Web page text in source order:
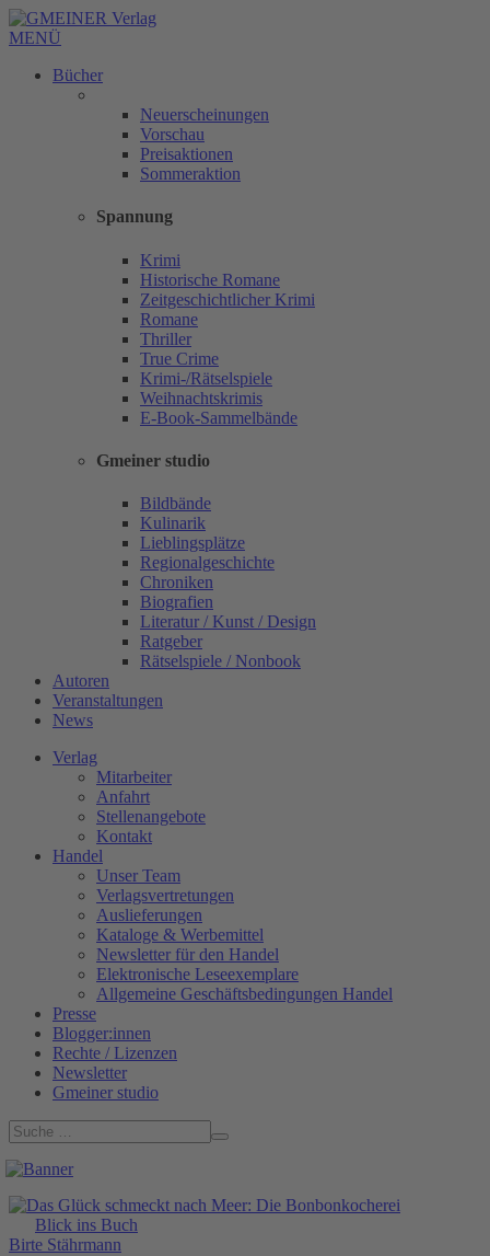
MENÜ
Bücher
Neuerscheinungen
Vorschau
Preisaktionen
Sommeraktion
Spannung
Krimi
Historische Romane
Zeitgeschichtlicher Krimi
Romane
Thriller
True Crime
Krimi-/Rätselspiele
Weihnachtskrimis
E-Book-Sammelbände
Gmeiner studio
Bildbände
Kulinarik
Lieblingsplätze
Regionalgeschichte
Chroniken
Biografien
Literatur / Kunst / Design
Ratgeber
Rätselspiele / Nonbook
Autoren
Veranstaltungen
News
Verlag
Mitarbeiter
Anfahrt
Stellenangebote
Kontakt
Handel
Unser Team
Verlagsvertretungen
Auslieferungen
Kataloge & Werbemittel
Newsletter für den Handel
Elektronische Leseexemplare
Allgemeine Geschäftsbedingungen Handel
Presse
Blogger:innen
Rechte / Lizenzen
Newsletter
Gmeiner studio
Blick ins Buch
Birte Stährmann